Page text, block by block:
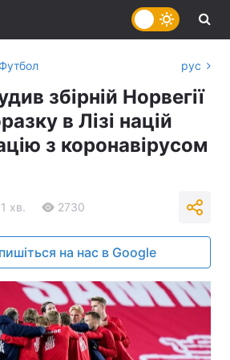
Футбол рус
збірній Норвегії
в Лізі націй
з коронавірусом
1 хв. 2730
на нас в Google